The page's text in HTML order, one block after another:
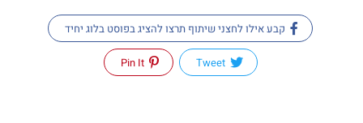
קבע אילו לחצני שיתוף תרצו להציג בפוסט בלוג יחיד
Tweet
Pin It